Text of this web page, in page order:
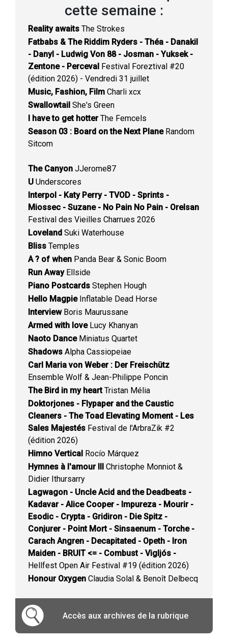
cette semaine :
Reality awaits The Strokes
Fatbabs & The Riddim Ryders - Théa - Danakil
- Danyl - Ludwig Von 88 - Josman - Yuksek -
Zentone - Perceval Festival Foreztival #20
(édition 2026) - Vendredi 31 juillet
Music, Fashion, Film Charli xcx
Swallowtail She's Green
I have to get hotterThe Femcels
Season 03 : Board on the Next PlaneRandom
Sitcom
The Canyon JJerome87
U Underscores
Interpol - Katy Perry - TVOD - Sprints -
Miossec - Suzane - No Pain No Pain - Orelsan
Festival des Vieilles Charrues 2026
Loveland Suki Waterhouse
Bliss Temples
A ? of when Panda Bear & Sonic Boom
Run AwayEllside
Piano Postcards Stephen Hough
Hello MagpieInflatable Dead Horse
InterviewBoris Maurussane
Armed with loveLucy Khanyan
Naoto DanceMiniatus Quartet
Shadows Alpha Cassiopeiae
Carl Maria von Weber : Der Freischütz
Ensemble Wolf & Jean-Philippe Poncin
The Bird in my heartTristan Mélia
Doktorjones - Flypaper and the Caustic
Cleaners - The Toad Elevating Moment - Les
Sales Majestés Festival de l'ArbraZik #2
(édition 2026)
Himno Vertical Rocío Márquez
Hymnes à l'amour III Christophe Monniot &
Didier Ithursarry
Lagwagon - Uncle Acid and the Deadbeats -
Kadavar - Alice Cooper - Impureza - Mourir -
Esodic - Crypta - Gridiron - Die Spitz -
Conjurer - Point Mort - Sinsaenum - Torche -
Carach Angren - Decapitated - Opeth - Iron
Maiden - BRUIT <= - Combust - Vigljós -
Hellfest Open Air Festival #19 (édition 2026)
Honour Oxygen Claudia Solal & Benoît Delbecq
Accès aux archives de la rubrique